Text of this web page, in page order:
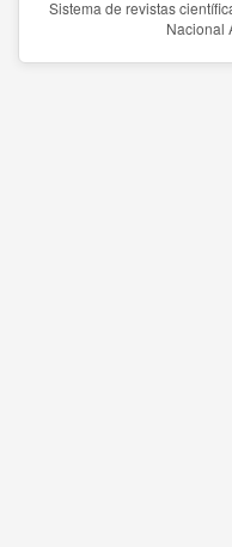
Sistema de revistas
Nacional